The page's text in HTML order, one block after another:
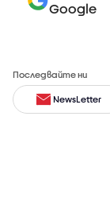
Google
Последвайте ни
NewsLetter